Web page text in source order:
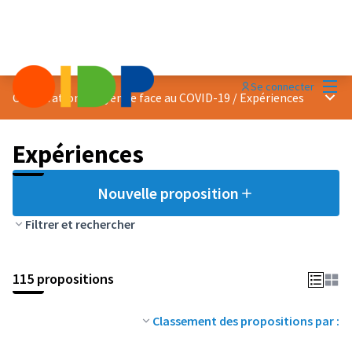
Se connecter
Coopération citoyenne face au COVID-19 / Expériences
Expériences
Nouvelle proposition
Filtrer et rechercher
115 propositions
Classement des propositions par :